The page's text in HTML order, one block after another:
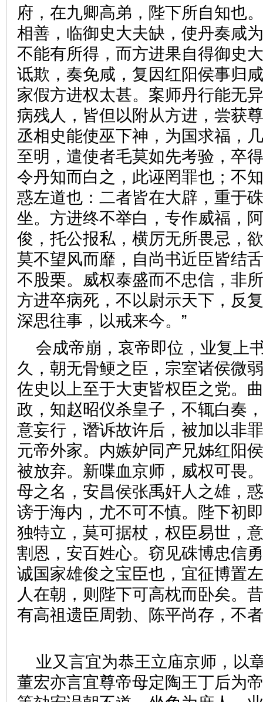
府，在九卿高弟，陛下所自知也
相善，临御史大夫缺，使丹奏咸
不能有所得，而方进果自得御史
诋欺，奏免咸，复因红阳侯事归
家假方进权太甚。案师丹行能无
病残人，皆但以附从方进，尝获
丞相史能使巫下神，为国求福，
至明，遣使者毛莫如先考验，卒
令丹知而白之，此诬罔罪也；不
惑左道也：二者皆在大辟，重于
坐。方进终不举白，专作威福，
俊，托公报私，横厉无所畏忌，
莫不望风而靡，自尚书近臣皆结
不股栗。威权泰盛而不忠信，非
方进卒病死，不以尉示天下，反
深思往事，以戒来今。”
会成帝崩，哀帝即位，业复上
久，朝无骨鲠之臣，宗室诸侯微
佐史以上至于大吏皆权臣之党。
政，知赵昭仪杀皇子，不辄白奏
意妄行，谮诉故许后，被加以非
元帝外家。内嫉妒同产兄姊红阳
被放弃。新喋血京师，威权可畏
母之名，安昌侯张禹奸人之雄，
谤于海内，尤不可不慎。陛下初
独特立，莫可据杖，权臣易世，
割恩，安百姓心。窃见硃博忠信
诚国家雄俊之宝臣也，宜征博置
人在朝，则陛下可高枕而卧矣。
有高祖遗臣周勃、陈平尚存，
业又言宜为恭王立庙京师，以
董宏亦言宜尊帝母定陶王丁后为